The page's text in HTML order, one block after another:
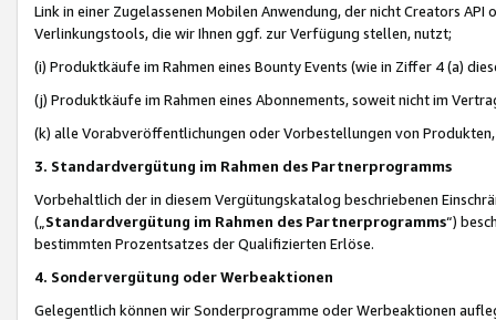
Link in einer Zugelassenen Mobilen Anwendung, der nicht Creators
Verlinkungstools, die wir Ihnen ggf. zur Verfügung stellen, nutzt;
(i) Produktkäufe im Rahmen eines Bounty Events (wie in Ziffer 4 (a)
(j) Produktkäufe im Rahmen eines Abonnements, soweit nicht im
(k) alle Vorabveröffentlichungen oder Vorbestellungen von
3. Standardvergütung im Rahmen des Partnerprogramms
Vorbehaltlich der in diesem Vergütungskatalog beschriebenen
(„ Standardvergütung im Rahmen des Partnerprogramms“)
bestimmten Prozentsatzes der Qualifizierten Erlöse.
4. Sondervergütung oder Werbeaktionen
Gelegentlich können wir Sonderprogramme oder Werbeaktionen